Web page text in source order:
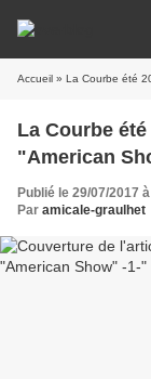
Accueil » La Courbe été
La Courbe
"American
Publié le 29/07/2017
Par amicale-graulhet